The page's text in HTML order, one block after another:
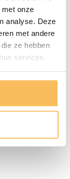
onze
analyse. Deze
met andere
ze hebben
services.
Kan Het Hout
Wij Raden